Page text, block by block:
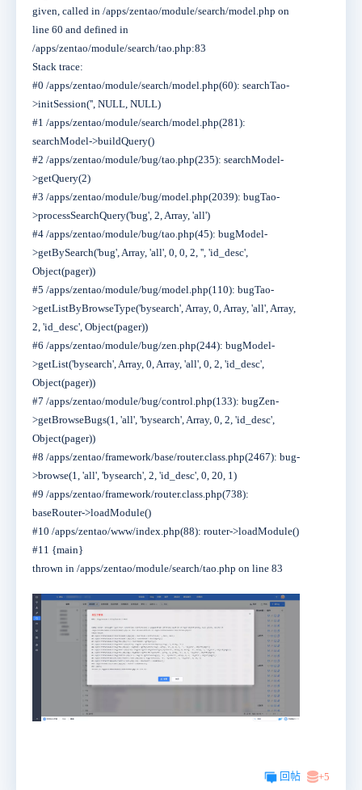
given, called in /apps/zentao/module/search/model.php on
line 60 and defined in
/apps/zentao/module/search/tao.php:83
Stack trace:
#0 /apps/zentao/module/search/model.php(60): searchTao-
>initSession('', NULL, NULL)
#1 /apps/zentao/module/search/model.php(281):
searchModel->buildQuery()
#2 /apps/zentao/module/bug/tao.php(235): searchModel-
>getQuery(2)
#3 /apps/zentao/module/bug/model.php(2039): bugTao-
>processSearchQuery('bug', 2, Array, 'all')
#4 /apps/zentao/module/bug/tao.php(45): bugModel-
>getBySearch('bug', Array, 'all', 0, 0, 2, '', 'id_desc',
Object(pager))
#5 /apps/zentao/module/bug/model.php(110): bugTao-
>getListByBrowseType('bysearch', Array, 0, Array, 'all', Array,
2, 'id_desc', Object(pager))
#6 /apps/zentao/module/bug/zen.php(244): bugModel-
>getList('bysearch', Array, 0, Array, 'all', 0, 2, 'id_desc',
Object(pager))
#7 /apps/zentao/module/bug/control.php(133): bugZen-
>getBrowseBugs(1, 'all', 'bysearch', Array, 0, 2, 'id_desc',
Object(pager))
#8 /apps/zentao/framework/base/router.class.php(2467): bug-
>browse(1, 'all', 'bysearch', 2, 'id_desc', 0, 20, 1)
#9 /apps/zentao/framework/router.class.php(738):
baseRouter->loadModule()
#10 /apps/zentao/www/index.php(88): router->loadModule()
#11 {main}
thrown in /apps/zentao/module/search/tao.php on line 83
回帖 +5